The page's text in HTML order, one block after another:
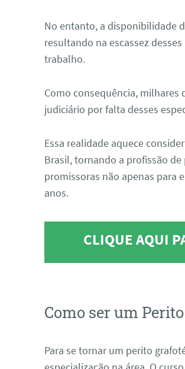
No entanto, a disponibilidade
resultando na escassez
trabalho.
Como consequência, milhares
judiciário por falta desses
Essa realidade aquece
Brasil, tornando a profissão
promissoras não apenas para
anos.
CLIQUE AQUI
Como ser um
Para se tornar um perito